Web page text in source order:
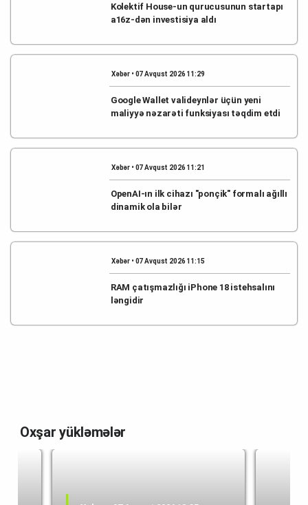
Kolektif House-un qurucusunun startapı
a16z-dən investisiya aldı
Xəbər • 07 Avqust 2026 11:29
Google Wallet valideynlər üçün yeni
maliyyə nəzarəti funksiyası təqdim etdi
Xəbər • 07 Avqust 2026 11:21
OpenAI-ın ilk cihazı "ponçik" formalı ağıllı
dinamik ola bilər
Xəbər • 07 Avqust 2026 11:15
RAM çatışmazlığı iPhone 18 istehsalını
ləngidir
Oxşar yükləmələr